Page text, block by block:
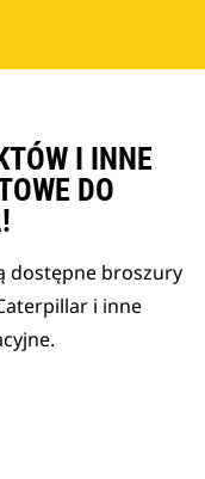
I INNE
DO
dostępne broszury
i inne